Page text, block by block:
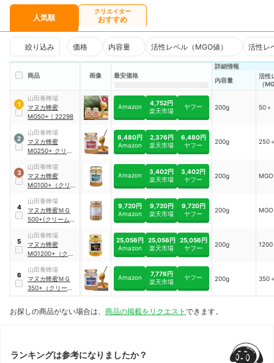
人気順
クリエイター
おすすめ
絞り込み 価格 内容量 活性レベル（MGO値） 活性レ
商品 画像 最安価格
詳細情報
内容量
活性
（
1
山田養蜂場
マヌカ蜂蜜
MG50+ ｜ 22298
Amazon
4,752円
楽天市場
ヤフー 200g 50＋
2
山田養蜂場
マヌカ蜂蜜
MG250+ クリー
6,480円
Amazon
2,376円
楽天市場
6,480円
ヤフー
200g 250
3
山田養蜂場
マヌカ蜂蜜
MG100+（クリー
Amazon
3,402円
楽天市場
3,402円
ヤフー
200g
4
山田養蜂場
マヌカ蜂蜜ＭＧ
500+(クリームタ
9,720円
Amazon
9,720円
楽天市場
9,720円
ヤフー
200g
5
山田養蜂場
マヌカ蜂蜜
MG1200+（クリ
25,056円
Amazon
25,056円
楽天市場
25,056円
ヤフー
200g 1200
6
山田養蜂場
マヌカ蜂蜜ＭＧ
350+（クリーム
タイプ）
Amazon
7,776円
楽天市場
ヤフー 200g 350
お探しの商品がない場合は、 商品の掲載をリクエスト できます。
ランキングは参考になりましたか？